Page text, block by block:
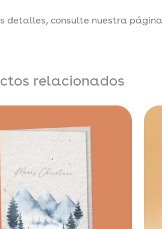
detalles, consulte nuestra
relacionados